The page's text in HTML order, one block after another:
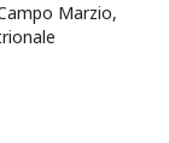
Marzio,